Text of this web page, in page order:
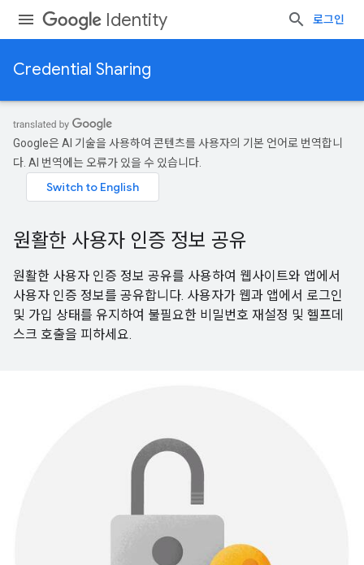
Identity 로그인
Credential Sharing
Google은 AI 기술을 사용하여 콘텐츠를 사용자의 기본 언어로 번역합니
다. AI 번역에는 오류가 있을 수 있습니다.
원활한 사용자 인증 정보 공유
원활한 사용자 인증 정보 공유를 사용하여 웹사이트와 앱에서
사용자 인증 정보를 공유합니다. 사용자가 웹과 앱에서 로그인
및 가입 상태를 유지하여 불필요한 비밀번호 재설정 및 헬프데
스크 호출을 피하세요.